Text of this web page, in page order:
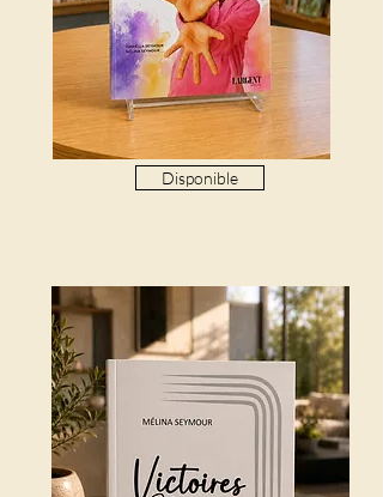
Disponible